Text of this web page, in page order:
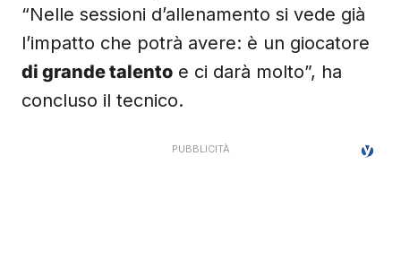
“Nelle sessioni d’allenamento si vede già
l’impatto che potrà avere: è un giocatore
di grande talento e ci darà molto”, ha
concluso il tecnico.